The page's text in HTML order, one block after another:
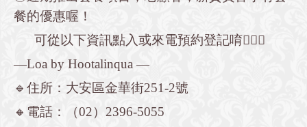
餐的優惠喔！
可從以下資訊點入或來電預約登記唷💁🏻‍♀️
—Loa by Hootalinqua —
🔹住所：大安區金華街251-2號
🔸電話：（02）2396-5055